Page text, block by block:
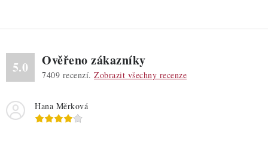
v
ý
i
s
u
5.0 Ověřeno zákazníky
7409 recenzí. Zobrazit všechny recenze
Hana Měrková